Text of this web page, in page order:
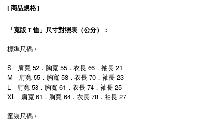
[ 商品規格 ]
「寬版 T 恤」尺寸對照表（公分）：
標準尺碼 /
S｜肩寬 52．胸寬 55．衣長 66．袖長 21
M｜肩寬 55．胸寬 58．衣長 70．袖長 23
L｜肩寬 58．胸寬 61．衣長 74．袖長 25
XL
｜ 肩寬 61．胸寬 64．衣長 78．袖長 27
童裝尺碼 /